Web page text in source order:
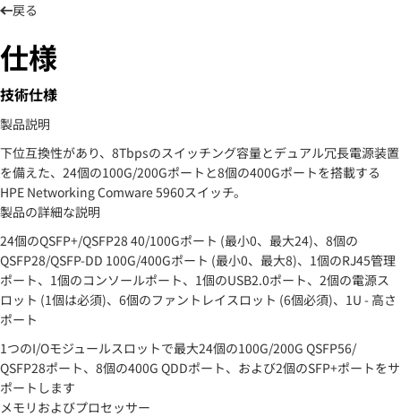
戻る
仕様
技術仕様
製品説明
下位互換性があり、8Tbpsのスイッチング容量とデュアル冗長電源装置
を備えた、24個の100G/200Gポートと8個の400Gポートを搭載する
HPE Networking Comware 5960スイッチ。
製品の詳細な説明
24個のQSFP+/QSFP28 40/100Gポート (最小0、最大24)、8個の
QSFP28/QSFP-DD 100G/400Gポート (最小0、最大8)、1個のRJ45管理
ポート、1個のコンソールポート、1個のUSB2.0ポート、2個の電源ス
ロット (1個は必須)、6個のファントレイスロット (6個必須)、1U - 高さ
ポート
1つのI/Oモジュールスロットで最大24個の100G/200G QSFP56/
QSFP28ポート、8個の400G QDDポート、および2個のSFP+ポートをサ
ポートします
メモリおよびプロセッサー